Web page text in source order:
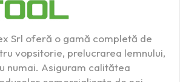
Srl oferă o gamă completă de
vopsitorie, prelucrarea lemnului,
numai. Asiguram calitătea